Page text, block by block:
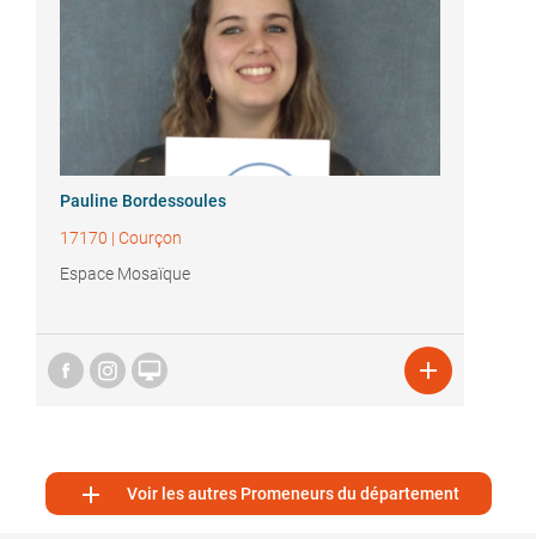
Pauline Bordessoules
17170 | Courçon
Espace Mosaïque
 
 Voir les autres Promeneurs du département